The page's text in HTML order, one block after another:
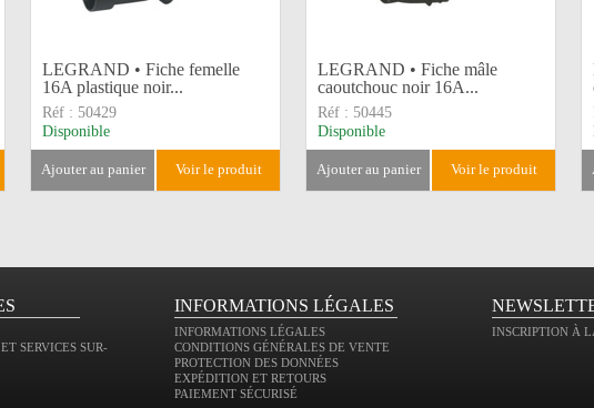
LEGRAND • Fiche femelle
16A plastique noir...
Réf : 50429
Disponible
ajouter au panier voir le produit
LEGRAND • Fiche mâle
caoutchouc noir 16A...
Réf : 50445
Disponible
ajouter au panier voir le produit
SERVICES SUR-
INFORMATIONS LÉGALES
INFORMATIONS LÉGALES
CONDITIONS GÉNÉRALES DE VENTE
PROTECTION DES DONNÉES
EXPÉDITION ET RETOURS
PAIEMENT SÉCURISÉ
INSCRIPTION À